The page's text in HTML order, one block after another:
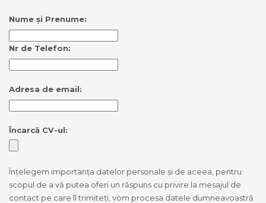
Nume și Prenume:
Nr de Telefon:
Adresa de email:
Încarcă CV-ul:
Înțelegem importanța datelor personale și de aceea, pentru
scopul de a vă putea oferi un răspuns cu privire la mesajul de
contact pe care îl trimiteți, vom procesa datele dumneavoastră